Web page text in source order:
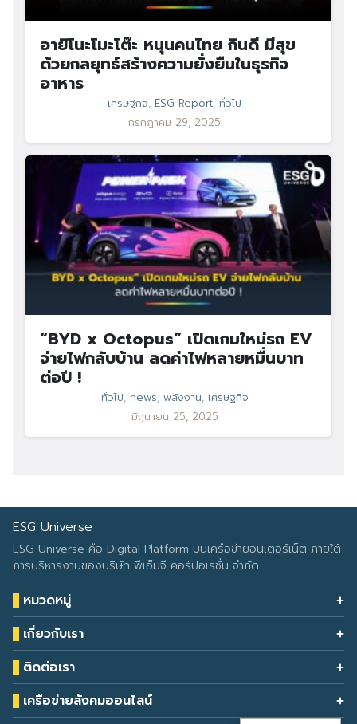
อายิโนะโมะโต๊ะ หนุนคนไทย กินดี มีสุข
ด้วยกลยุทธ์สร้างความยั่งยืนในธุรกิจ
อาหาร
เศรษฐกิจ, ESG Report, ทั่วไป
กรกฎาคม 29, 2025
“BYD x Octopus” เปิดเกมใหม่รถ EV
จ่ายไฟกลับบ้าน ลดค่าไฟหลายหมื่นบาท
ต่อปี !
ทั่วไป, news, พลังงาน, เศรษฐกิจ
มิถุนายน 25, 2025
ESG Universe
ESG Universe คือ Digital Platform บนเครือข่ายอินเตอร์เน็ต ภายใต้
การบริหารงานของบริษัท พีเอ็มจี คอร์ปอเรชั่น จำกัด
หมวดหมู่
Health & Wellness
Eco Icon
ESG Data
Climate Change
ESG Report
เกี่ยวกับเรา
Our Services
About Us
Contact Us
ติดต่อเรา
โทรศัพท์: 090-549-2524
เครือข่ายสังคมออนไลน์